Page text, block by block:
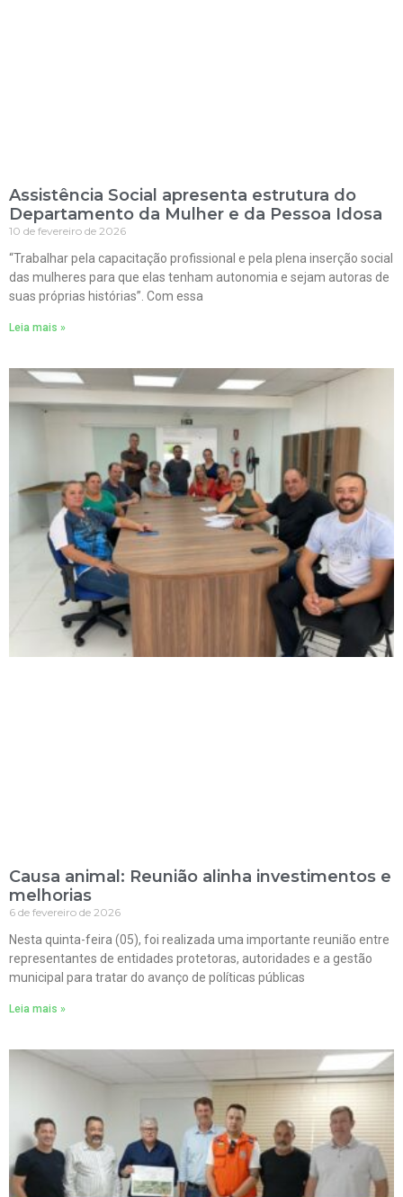
Assistência Social apresenta estrutura do
Departamento da Mulher e da Pessoa Idosa
10 de fevereiro de 2026
“Trabalhar pela capacitação profissional e pela plena inserção social
das mulheres para que elas tenham autonomia e sejam autoras de
suas próprias histórias”. Com essa
Leia mais »
Causa animal: Reunião alinha investimentos e
melhorias
6 de fevereiro de 2026
Nesta quinta-feira (05), foi realizada uma importante reunião entre
representantes de entidades protetoras, autoridades e a gestão
municipal para tratar do avanço de políticas públicas
Leia mais »